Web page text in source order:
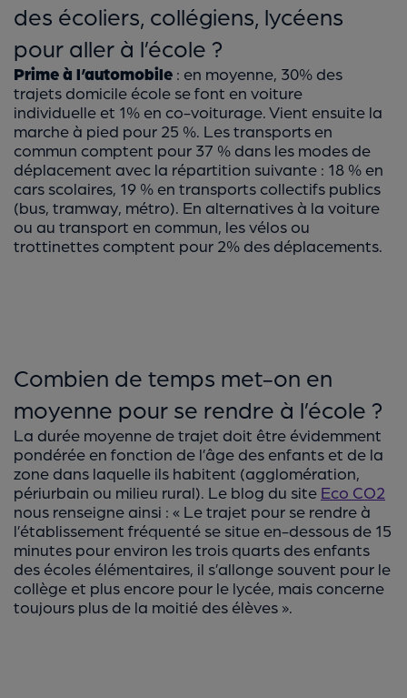
des écoliers, collégiens, lycéens
pour aller à l’école ?
Prime à l’automobile : en moyenne, 30% des
trajets domicile école se font en voiture
individuelle et 1% en co-voiturage. Vient ensuite la
marche à pied pour 25 %. Les transports en
commun comptent pour 37 % dans les modes de
déplacement avec la répartition suivante : 18 % en
cars scolaires, 19 % en transports collectifs publics
(bus, tramway, métro). En alternatives à la voiture
ou au transport en commun, les vélos ou
trottinettes comptent pour 2% des déplacements.
Combien de temps met-on en
moyenne pour se rendre à l’école ?
La durée moyenne de trajet doit être évidemment
pondérée en fonction de l’âge des enfants et de la
zone dans laquelle ils habitent (agglomération,
périurbain ou milieu rural). Le blog du site Eco CO2
nous renseigne ainsi : « Le trajet pour se rendre à
l’établissement fréquenté se situe en-dessous de 15
minutes pour environ les trois quarts des enfants
des écoles élémentaires, il s’allonge souvent pour le
collège et plus encore pour le lycée, mais concerne
toujours plus de la moitié des élèves ».